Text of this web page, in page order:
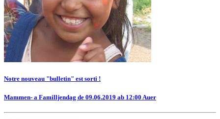
Notre nouveau "bulletin" est sorti !
Mammen- a Familljendag de 09.06.2019 ab 12:00 Auer